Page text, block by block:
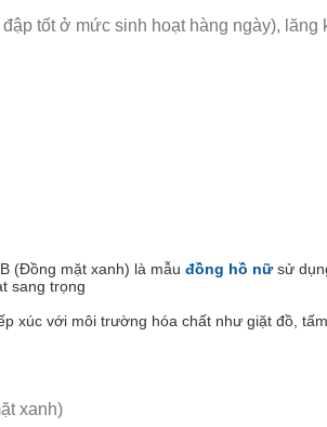
tốt ở mức sinh hoạt hàng ngày), lăng
(Đồng mặt xanh) là mẫu đồng hồ nữsử
sang trọng
xúc với môi trường hóa chất như giặt đồ, tấm
xanh)